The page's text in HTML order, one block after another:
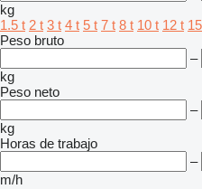
kg
1.5 t 2 t 3 t 4 t 5 t 7 t 8 t 10 t 12 t
Peso bruto
–
kg
Peso neto
–
kg
Horas de trabajo
–
m/h